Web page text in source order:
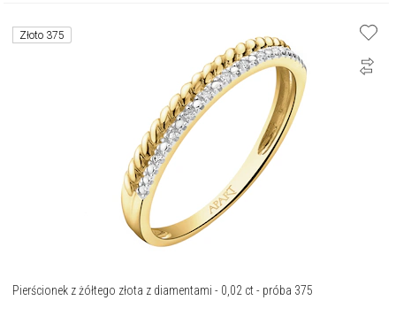
Złoto 375
Pierścionek z żółtego złota z diamentami - 0,02 ct - próba 375